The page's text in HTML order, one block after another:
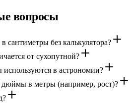
вопросы
сантиметры без калькулятора?
от сухопутной?
в астрономии?
в метры (например, рост)?